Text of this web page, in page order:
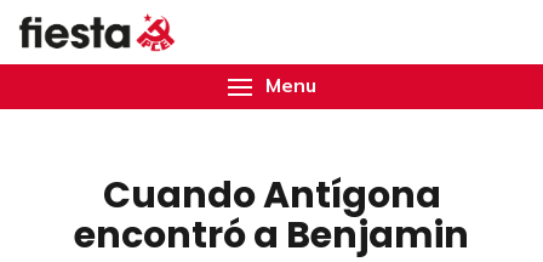
Menu
Cuando Antígona
encontró a Benjamin